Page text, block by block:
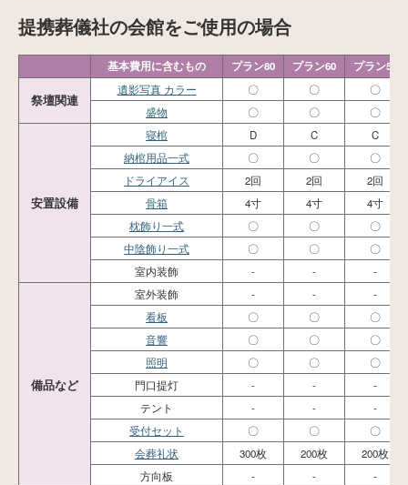
提携葬儀社の会館をご使用の場合
基本費用に含むもの プラン80 プラン60 プラン50
祭壇関連
遺影写真 カラー 〇 〇
〇
盛物
〇 〇 〇
安置設備
寝棺 D C
C
納棺用品一式
〇 〇
〇
ドライアイス
2回 2回
2回
骨箱
4寸 4寸
4寸
枕飾り一式
〇 〇
〇
中陰飾り一式
〇 〇
〇
室内装飾
- - -
備品など
室外装飾 - -
-
看板
〇 〇
〇
音響
〇 〇
〇
照明
〇 〇
〇
門口提灯
- -
-
テント
- -
-
受付セット
〇 〇
〇
会葬礼状
300枚 200枚
200枚
方向板
- - -